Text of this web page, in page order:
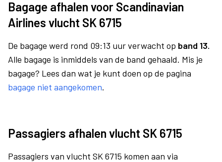
Bagage afhalen voor Scandinavian
Airlines vlucht SK 6715
De bagage werd rond 09:13 uur verwacht op band 13.
Alle bagage is inmiddels van de band gehaald. Mis je
bagage? Lees dan wat je kunt doen op de pagina
bagage niet aangekomen.
Passagiers afhalen vlucht SK 6715
Passagiers van vlucht SK 6715 komen aan via